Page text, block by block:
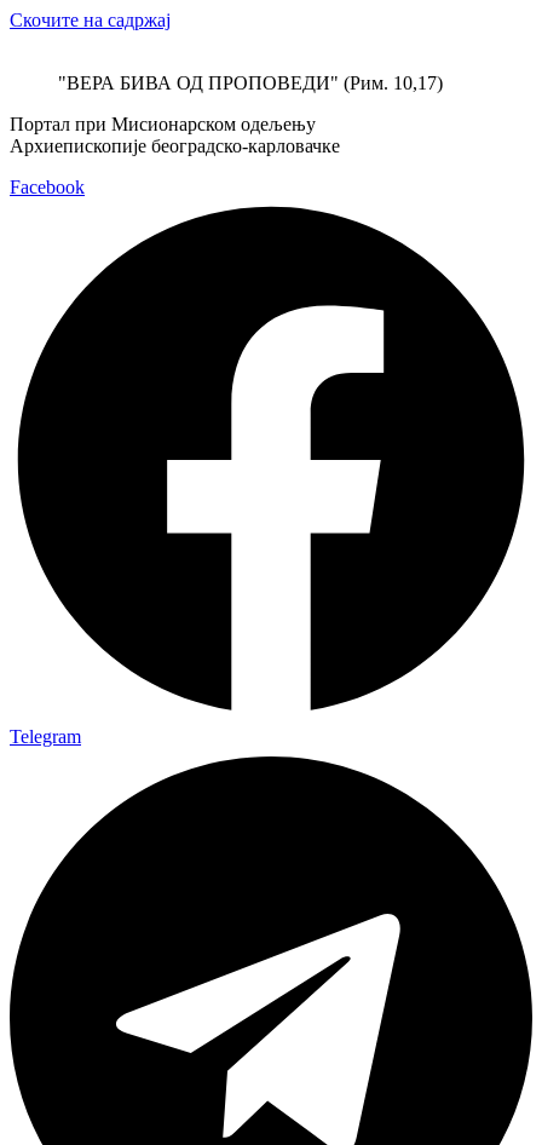
Скочите на садржај
"ВЕРА БИВА ОД ПРОПОВЕДИ" (Рим. 10,17)
Портал при Мисионарском одељењу
Архиепископије београдско-карловачке
Facebook
Telegram